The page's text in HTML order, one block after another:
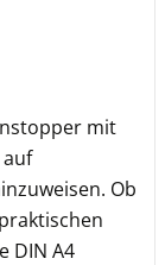
mit
Ob
DIN A4